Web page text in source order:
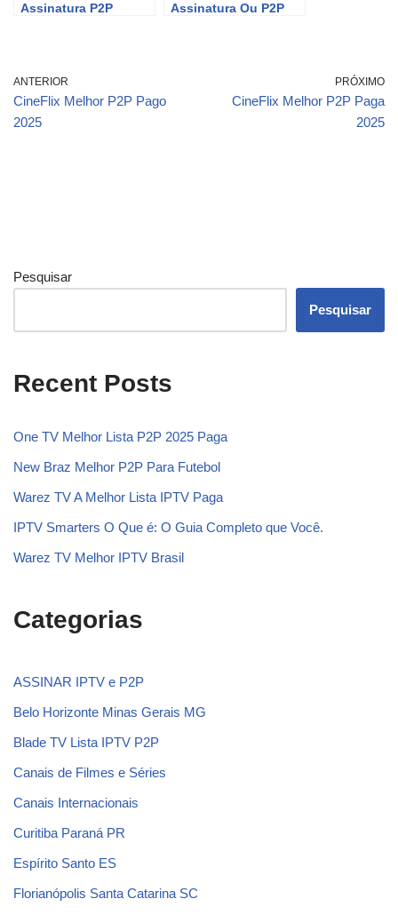
Assinatura P2P
Assinatura Ou P2P
ANTERIOR
CineFlix Melhor P2P Pago
2025
PRÓXIMO
CineFlix Melhor P2P Paga
2025
Pesquisar
Pesquisar
Recent Posts
One TV Melhor Lista P2P 2025 Paga
New Braz Melhor P2P Para Futebol
Warez TV A Melhor Lista IPTV Paga
IPTV Smarters O Que é: O Guia Completo que Você.
Warez TV Melhor IPTV Brasil
Categorias
ASSINAR IPTV e P2P
Belo Horizonte Minas Gerais MG
Blade TV Lista IPTV P2P
Canais de Filmes e Séries
Canais Internacionais
Curitiba Paraná PR
Espírito Santo ES
Florianópolis Santa Catarina SC